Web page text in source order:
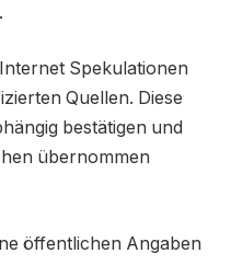
Spekulationen
Quellen. Diese
bestätigen und
übernommen
öffentlichen Angaben